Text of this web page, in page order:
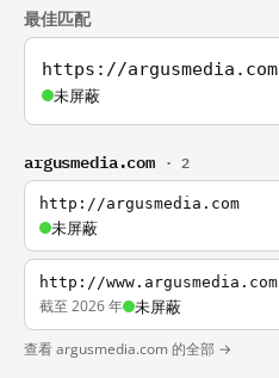
最佳匹配
https://argusmedia.com
未屏蔽
argusmedia.com · 2
http://argusmedia.com
未屏蔽
http://www.argusmedia.com
截至 2026 年 未屏蔽
查看 argusmedia.com 的全部 →